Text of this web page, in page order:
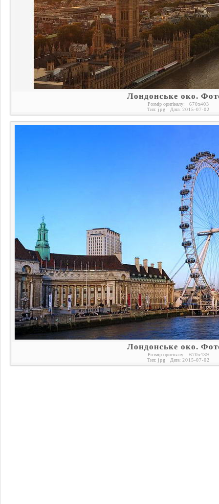
Лондонське око.
Розмір оригіналу: 670x403
Тип: jpg Дата: 2015-07-02
Лондонське око.
Розмір оригіналу: 670x439
Тип: jpg Дата: 2015-07-02